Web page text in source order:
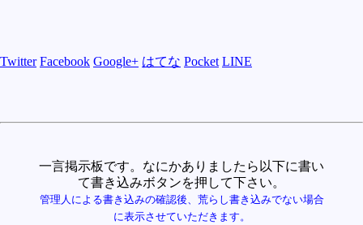
Twitter Facebook Google+ はてな Pocket LINE
一言掲示板です。なにかありましたら以下に書い
て書き込みボタンを押して下さい。
管理人による書き込みの確認後、荒らし書き込みでない場合
に表示させていただきます。